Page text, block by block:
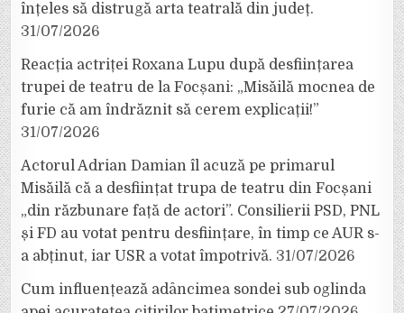
înțeles să distrugă arta teatrală din județ.
31/07/2026
Reacția actriței Roxana Lupu după desființarea
trupei de teatru de la Focșani: „Misăilă mocnea de
furie că am îndrăznit să cerem explicații!”
31/07/2026
Actorul Adrian Damian îl acuză pe primarul
Misăilă că a desființat trupa de teatru din Focșani
„din răzbunare față de actori”. Consilierii PSD, PNL
și FD au votat pentru desființare, în timp ce AUR s-
a abținut, iar USR a votat împotrivă. 31/07/2026
Cum influențează adâncimea sondei sub oglinda